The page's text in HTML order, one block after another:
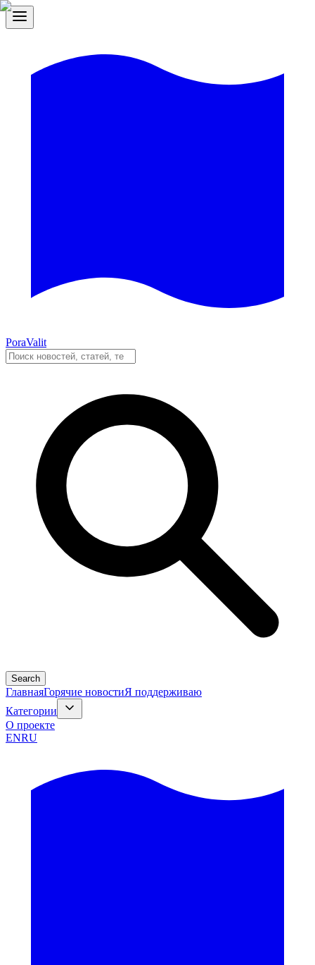
PoraValit
Search
ГлавнаяГорячие новостиЯ поддерживаю
Категории
О проекте
ENRU